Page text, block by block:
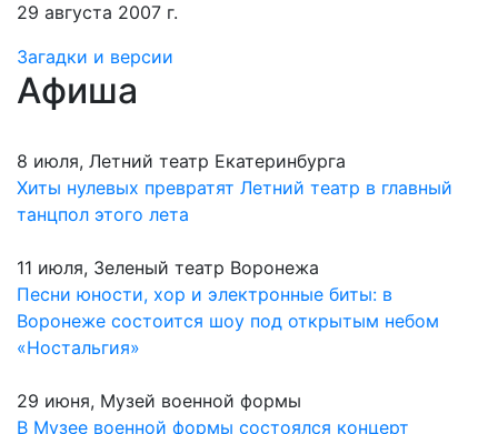
29 августа 2007 г.
Загадки и версии
Афиша
8 июля, Летний театр Екатеринбурга
Хиты нулевых превратят Летний театр в главный
танцпол этого лета
11 июля, Зеленый театр Воронежа
Песни юности, хор и электронные биты: в
Воронеже состоится шоу под открытым небом
«Ностальгия»
29 июня, Музей военной формы
В Музее военной формы состоялся концерт